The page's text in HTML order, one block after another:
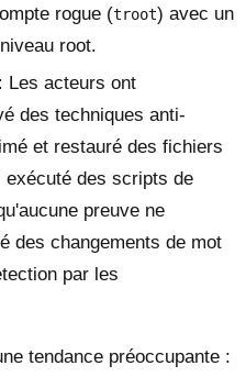
rogue (troot) avec un
root.
Les acteurs ont
des techniques anti-
et restauré des fichiers
des scripts de
preuve ne
des changements de mot
par les
tendance préoccupante :